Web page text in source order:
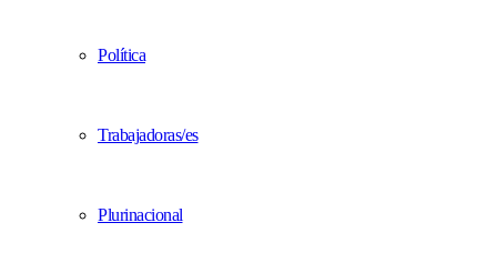
Política
Trabajadoras/es
Plurinacional